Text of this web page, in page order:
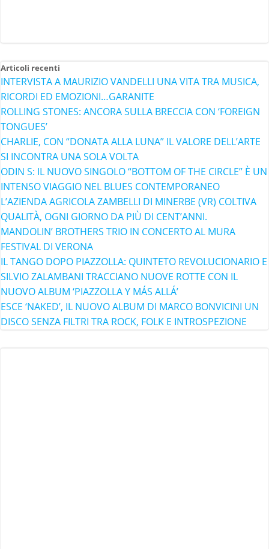
Articoli recenti
INTERVISTA A MAURIZIO VANDELLI UNA VITA TRA MUSICA,
RICORDI ED EMOZIONI…GARANITE
ROLLING STONES: ANCORA SULLA BRECCIA CON ‘FOREIGN
TONGUES’
CHARLIE, CON “DONATA ALLA LUNA” IL VALORE DELL’ARTE
SI INCONTRA UNA SOLA VOLTA
ODIN S: IL NUOVO SINGOLO “BOTTOM OF THE CIRCLE” È UN
INTENSO VIAGGIO NEL BLUES CONTEMPORANEO
L’AZIENDA AGRICOLA ZAMBELLI DI MINERBE (VR) COLTIVA
QUALITÀ, OGNI GIORNO DA PIÙ DI CENT’ANNI.
MANDOLIN’ BROTHERS TRIO IN CONCERTO AL MURA
FESTIVAL DI VERONA
IL TANGO DOPO PIAZZOLLA: QUINTETO REVOLUCIONARIO E
SILVIO ZALAMBANI TRACCIANO NUOVE ROTTE CON IL
NUOVO ALBUM ‘PIAZZOLLA Y MÁS ALLÁ’
ESCE ‘NAKED’, IL NUOVO ALBUM DI MARCO BONVICINI UN
DISCO SENZA FILTRI TRA ROCK, FOLK E INTROSPEZIONE